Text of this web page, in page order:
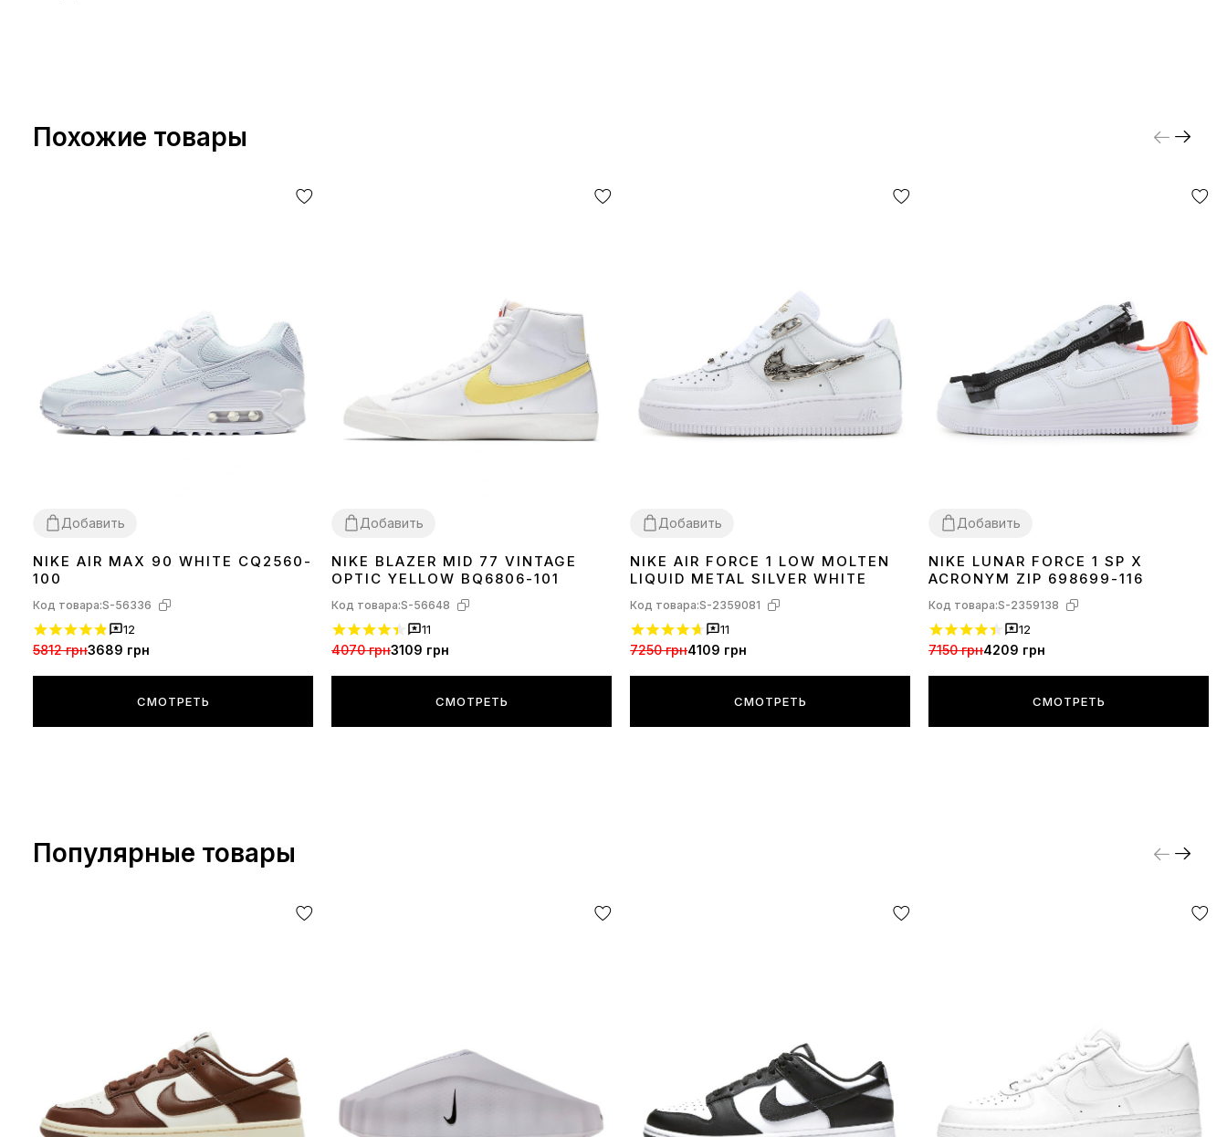
Похожие товары
Добавить
3637 38 39 404142 434445
NIKE AIR MAX 90 WHITE CQ2560-
100
Код товара:S-56336
12
5812 грн3689 грн
СМОТРЕТЬ
Добавить
3637
NIKE BLAZER MID 77 VINTAGE
OPTIC YELLOW BQ6806-101
Код товара:S-56648
11
4070 грн3109 грн
СМОТРЕТЬ
Добавить
3637 38 39 40414243 4445
NIKE AIR FORCE 1 LOW MOLTEN
LIQUID METAL SILVER WHITE
Код товара:S-2359081
11
7250 грн4109 грн
СМОТРЕТЬ
Добавить
45
NIKE LUNAR FORCE 1 SP X
ACRONYM ZIP 698699-116
Код товара:S-2359138
12
7150 грн4209 грн
СМОТРЕТЬ
Популярные товары